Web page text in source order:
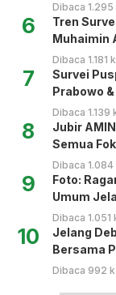
Dibaca 1.295
6
Tren
Muhaimin
Dibaca 1.181
7
Survei
Prabowo
Dibaca 1.139
8
Jubir
Semua
Dibaca 1.084
9
Foto:
Umum
Dibaca 1.051
10
Jelang
Bersama
Dibaca 992